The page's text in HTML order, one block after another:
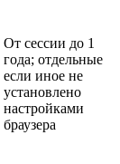
От сессии до 1
года; отдельные
если иное не
установлено
настройками
браузера